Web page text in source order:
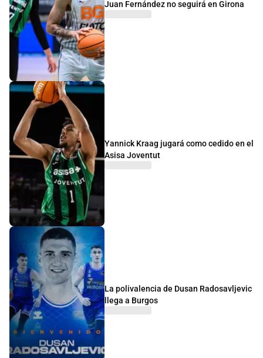
Juan Fernández no seguirá en Girona
Yannick Kraag jugará como cedido en el
Asisa Joventut
La polivalencia de Dusan Radosavljevic
llega a Burgos